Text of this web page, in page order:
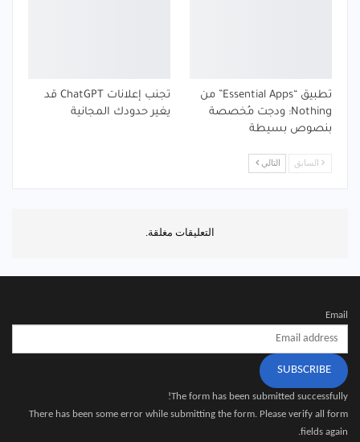
تطبيق “Essential Apps” من
Nothing: ودجت مُخصصة
بنصوص بسيطة
تجنب إعلانات ChatGPT قد
يغير حدودك المجانية
السابق التالي
التعليقات مغلقة.
Email
SUBSCRIBE
The form has been submitted successfully!
There has been some error while submitting the form. Please verify all form
fields again.